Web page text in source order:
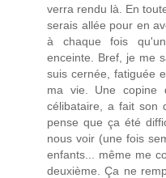
verra rendu là. En
serais allée pour en
à chaque fois
enceinte. Bref, je me
suis cernée, fatiguée
ma vie. Une copine
célibataire, a fait son
pense que ça été
nous voir (une fois
enfants... même me
deuxième. Ça ne